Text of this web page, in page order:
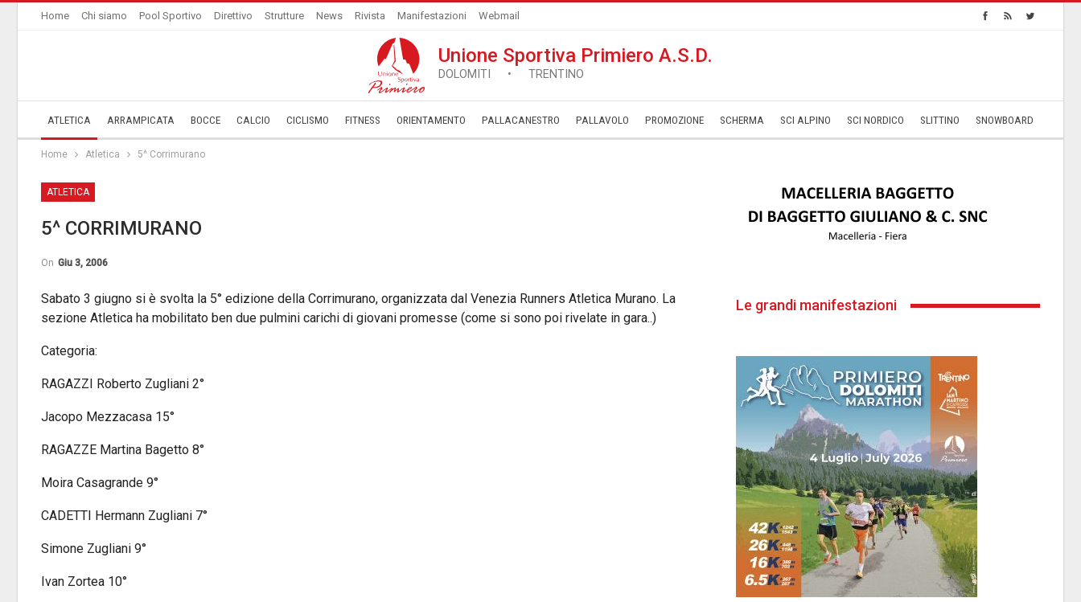
Home Chi siamo Pool Sportivo Direttivo Strutture News Rivista Manifestazioni Webmail
Unione Sportiva Primiero A.S.D.
DOLOMITI • TRENTINO
ATLETICA ARRAMPICATA BOCCE CALCIO CICLISMO FITNESS ORIENTAMENTO PALLACANESTRO PALLAVOLO ­PROMOZIONE SCHERMA SCI ALPINO SCI NORDICO SLITTINO SNOWBOARD
Home Atletica 5^ Corrimurano
ATLETICA
5^ CORRIMURANO
On Giu 3, 2006
Sabato 3 giugno si è svolta la 5° edizione della Corrimurano, organizzata dal Venezia Runners Atletica Murano. La
sezione Atletica ha mobilitato ben due pulmini carichi di giovani promesse (come si sono poi rivelate in gara..)
Categoria:
RAGAZZI Roberto Zugliani 2°
Jacopo Mezzacasa 15°
RAGAZZE Martina Bagetto 8°
Moira Casagrande 9°
CADETTI Hermann Zugliani 7°
Simone Zugliani 9°
Ivan Zortea 10°
Le grandi manifestazioni